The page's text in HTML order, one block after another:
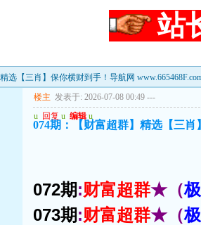
站
选【三肖】保你横财到手！导航网
楼主 发表于: 2026-07-08 00:49 ---
u 回复 u 编辑 u
074期：【财富超群】精选【三肖
072期:财富超群★（
073期:财富超群★（